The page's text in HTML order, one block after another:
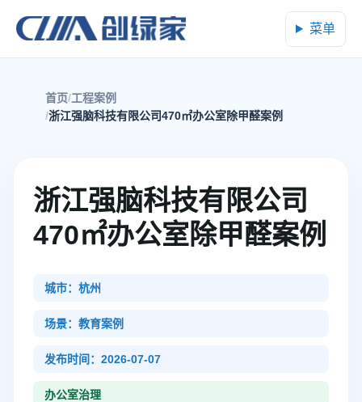
菜单
首页 工程案例
浙江强脑科技有限公司470㎡办公室除甲醛案例
浙江强脑科技有限公司
470㎡办公室除甲醛案例
城市：杭州
场景：教育案例
发布时间：2026-07-07
办公室治理